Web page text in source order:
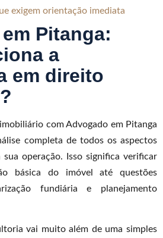
exigem orientação imediata
Pitanga:
a
em direito
com Advogado em Pitanga
completa de todos os aspectos
operação. Isso significa verificar
básica do imóvel até questões
fundiária e planejamento
vai muito além de uma simples